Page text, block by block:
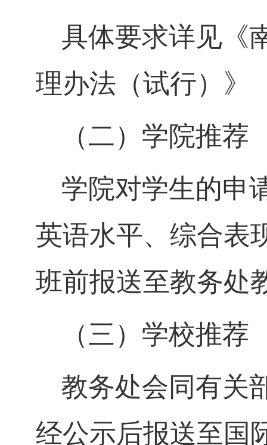
具体要求详见《
理办法（试行）》
（二）学院推荐
学院对学生的申
英语水平、综合表
班前报送至教务处
（三）学校推荐
教务处会同有关
经公示后报送至国